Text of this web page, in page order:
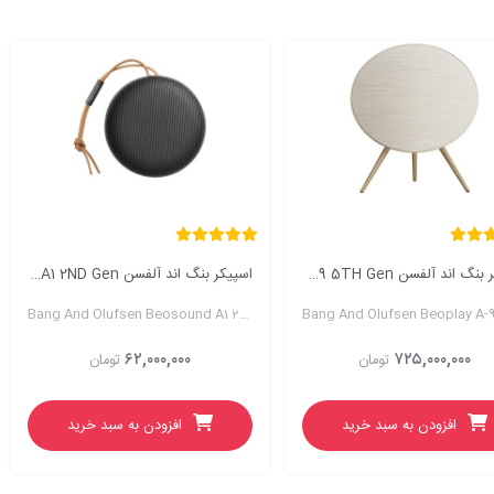
اسپیکر بنگ اند آلفسن Beoplay A9 5TH Gen
تومان ۷۲۵,۰۰۰,۰۰۰
افزودن به سبد خرید
اسپیکر بنگ اند آلفسن Beosound A1 2ND Gen
Bang And Olufsen Beosound A1 2ND Gen Speaker
تومان۶۲,۰۰۰,۰۰۰
افزودن به سبد خرید